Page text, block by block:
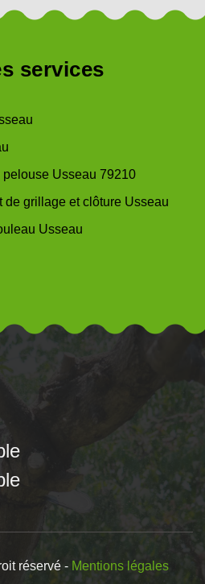
services
pelouse Usseau 79210
de grillage et clôture Usseau
Usseau
réservé - Mentions légales